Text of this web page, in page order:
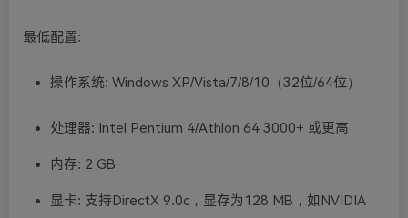
最低配置:
操作系统: Windows XP/Vista/7/8/10（32位/64位）
处理器: Intel Pentium 4/Athlon 64 3000+ 或更高
内存: 2 GB
显卡: 支持DirectX 9.0c，显存为128 MB，如NVIDIA